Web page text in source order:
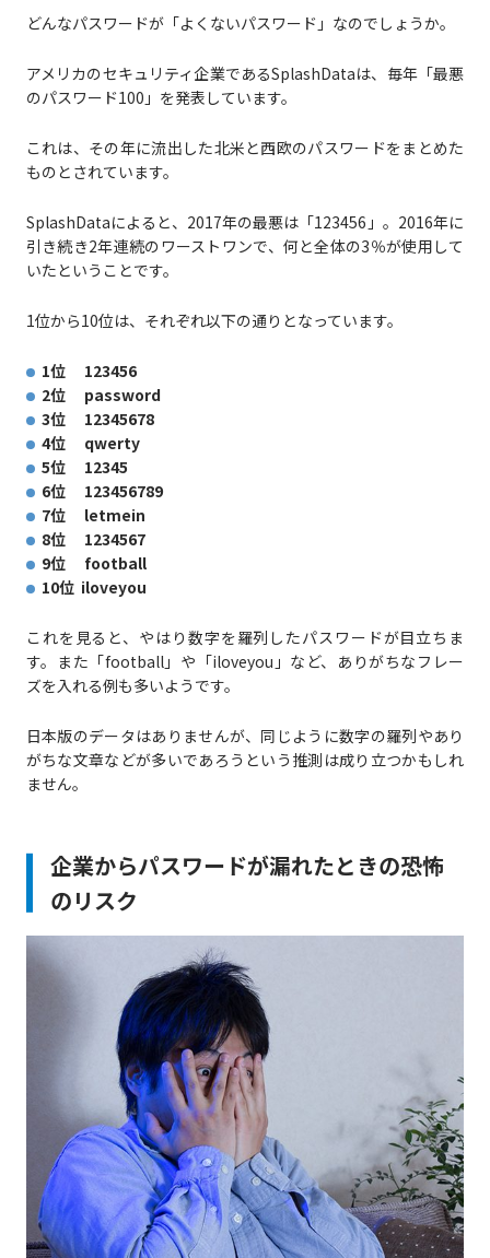
どんなパスワードが「よくないパスワード」なのでしょうか。
アメリカのセキュリティ企業であるSplashDataは、毎年「最悪
のパスワード100」を発表しています。
これは、その年に流出した北米と西欧のパスワードをまとめた
ものとされています。
SplashDataによると、2017年の最悪は「123456」。2016年に
引き続き2年連続のワーストワンで、何と全体の3％が使用して
いたということです。
1位から10位は、それぞれ以下の通りとなっています。
1位 123456
2位 password
3位 12345678
4位 qwerty
5位 12345
6位 123456789
7位 letmein
8位 1234567
9位 football
10位 iloveyou
これを見ると、やはり数字を羅列したパスワードが目立ちま
す。また「football」や「iloveyou」など、ありがちなフレー
ズを入れる例も多いようです。
日本版のデータはありませんが、同じように数字の羅列やあり
がちな文章などが多いであろうという推測は成り立つかもしれ
ません。
企業からパスワードが漏れたときの恐怖
のリスク